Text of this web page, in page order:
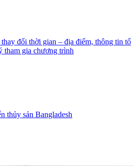
đổi thời gian – địa điểm, thông tin tổ
tham gia chương trình
thủy sản Bangladesh